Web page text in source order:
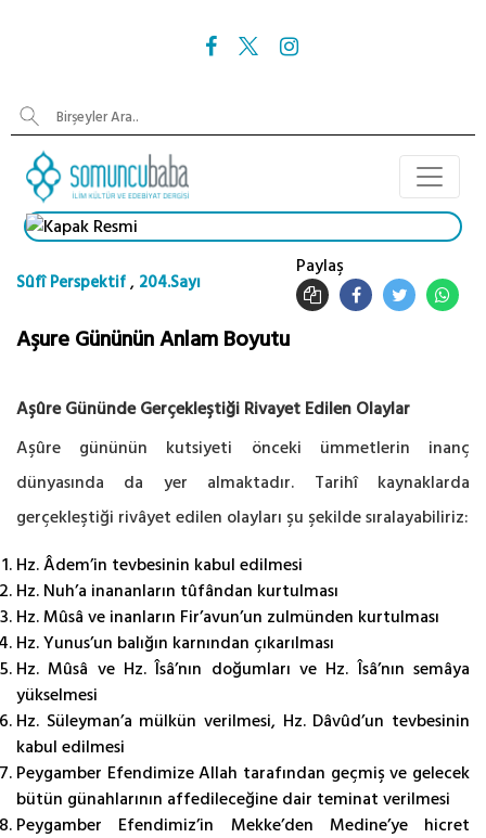
Sûfî Perspektif, 204.Sayı
Paylaş
Aşure Gününün Anlam Boyutu
Aşûre Gününde Gerçekleştiği Rivayet Edilen Olaylar
Aşûre gününün kutsiyeti önceki ümmetlerin inanç
dünyasında da yer almaktadır. Tarihî kaynaklarda
gerçekleştiği rivâyet edilen olayları şu şekilde sıralayabiliriz:
Hz. Âdem’in tevbesinin kabul edilmesi
Hz. Nuh’a inananların tûfândan kurtulması
Hz. Mûsâ ve inanların Fir’avun’un zulmünden kurtulması
Hz. Yunus’un balığın karnından çıkarılması
Hz. Mûsâ ve Hz. Îsâ’nın doğumları ve Hz. Îsâ’nın semâya
yükselmesi
Hz. Süleyman’a mülkün verilmesi, Hz. Dâvûd’un tevbesinin
kabul edilmesi
Peygamber Efendimize Allah tarafından geçmiş ve gelecek
bütün günahlarının affedileceğine dair teminat verilmesi
Peygamber Efendimiz’in Mekke’den Medine’ye hicret